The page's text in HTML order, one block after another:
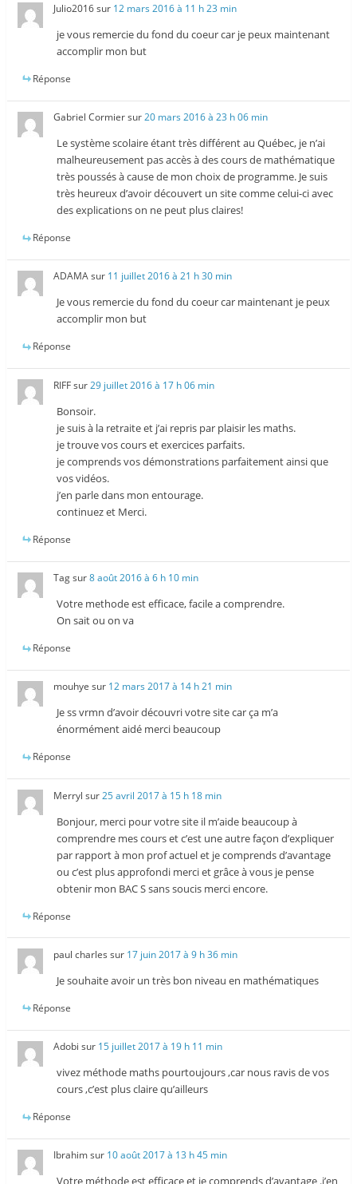
Julio2016sur 12 mars 2016 à 11 h 23 min
je vous remercie du fond du coeur car je peux maintenant
accomplir mon but
Réponse
Gabriel Cormiersur20 mars 2016 à 23 h 06 min
Le système scolaire étant très différent au Québec, je n’ai
malheureusement pas accès à des cours de mathématique
très poussés à cause de mon choix de programme. Je suis
très heureux d’avoir découvert un site comme celui-ci avec
des explications on ne peut plus claires!
Réponse
ADAMAsur 11 juillet 2016 à 21 h 30 min
Je vous remercie du fond du coeur car maintenant je peux
accomplir mon but
Réponse
RIFFsur29 juillet 2016 à 17 h 06 min
Bonsoir.
je suis à la retraite et j’ai repris par plaisir les maths.
je trouve vos cours et exercices parfaits.
je comprends vos démonstrations parfaitement ainsi que
vos vidéos.
j’en parle dans mon entourage.
continuez et Merci.
Réponse
Tagsur8 août 2016 à 6 h 10 min
Votre methode est efficace, facile a comprendre.
On sait ou on va
Réponse
mouhye sur 12 mars 2017 à 14 h 21 min
Je ss vrmn d’avoir découvri votre site car ça m’a
énormément aidé merci beaucoup
Réponse
Merryl sur25 avril 2017 à 15 h 18 min
Bonjour, merci pour votre site il m’aide beaucoup à
comprendre mes cours et c’est une autre façon d’expliquer
par rapport à mon prof actuel et je comprends d’avantage
ou c’est plus approfondi merci et grâce à vous je pense
obtenir mon BAC S sans soucis merci encore.
Réponse
paul charles sur 17 juin 2017 à 9 h 36 min
Je souhaite avoir un très bon niveau en mathématiques
Réponse
Adobi sur 15 juillet 2017 à 19 h 11 min
vivez méthode maths pourtoujours ,car nous ravis de vos
cours ,c’est plus claire qu’ailleurs
Réponse
Ibrahimsur 10 août 2017 à 13 h 45 min
Votre méthode est efficace et je comprends d’avantage .j’en